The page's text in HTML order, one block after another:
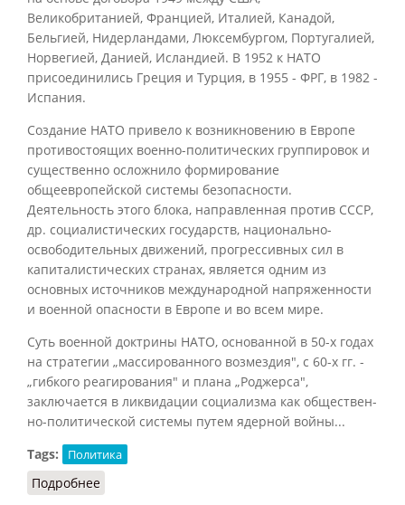
Великобританией, Францией, Италией, Канадой,
Бельгией, Нидерландами, Люксембургом, Португалией,
Норвегией, Данией, Исландией. В 1952 к НАТО
присоединились Греция и Турция, в 1955 - ФРГ, в 1982 -
Испания.
Создание НАТО привело к возникновению в Европе
противостоящих военно-политических группировок и
существенно осложнило формирование
общеевропейской системы безопасности.
Деятельность этого блока, направленная против СССР,
др. социалистических государств, национально-
освободительных движений, прогрессивных сил в
капиталистических странах, является одним из
основных источников международной напряженности
и военной опасности в Европе и во всем мире.
Суть военной доктрины НАТО, основанной в 50-х годах
на стратегии „массированного возмездия", с 60-х гг. -
„гибкого реагирования" и плана „Роджерса",
заключается в ликвидации социализма как обществен-
но-политической системы путем ядерной войны...
Tags:
Политика
Подробнее